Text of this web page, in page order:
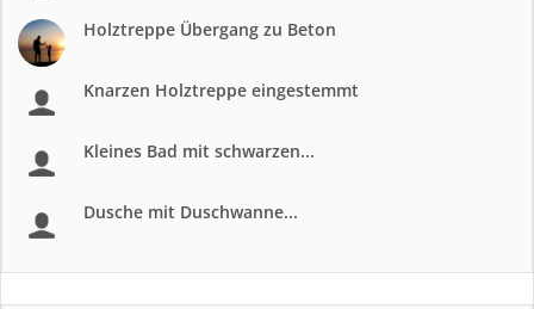
Holztreppe Übergang zu Beton
Knarzen Holztreppe eingestemmt
Kleines Bad mit schwarzen...
Dusche mit Duschwanne...